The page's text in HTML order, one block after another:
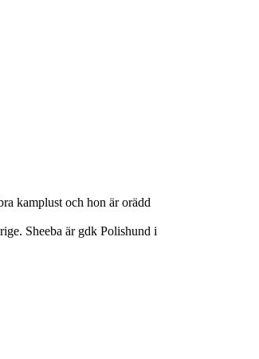
kamplust och hon är orädd
Sheeba är gdk Polishund i